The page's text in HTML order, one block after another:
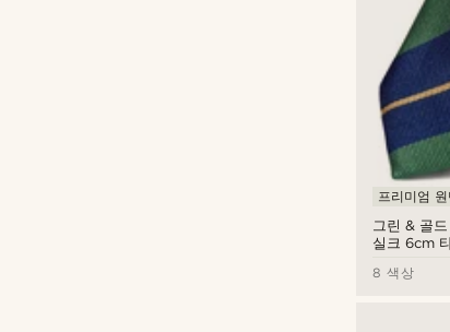
그린 & 골
실크 6cm
프리미엄
8 색상